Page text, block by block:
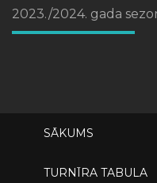
2023./2024. gada
SĀKUMS
TURNĪRA TABULA